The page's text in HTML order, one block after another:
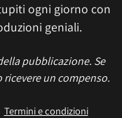
ogni giorno con
geniali.
pubblicazione. Se
un compenso.
Termini e condizioni